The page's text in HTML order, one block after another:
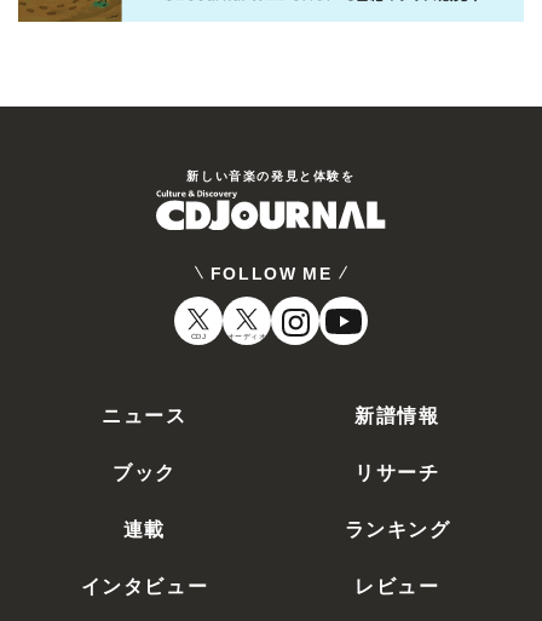
新しい⾳楽の発⾒と体験を
FOLLOW ME
CDJ オーディオ
ニュース
新譜情報
ブック
リサーチ
連載
ランキング
インタビュー
レビュー